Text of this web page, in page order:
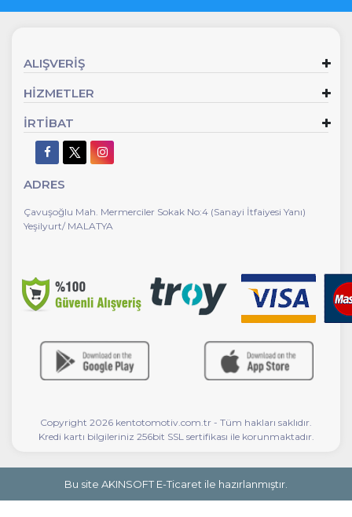
ALIŞVERİŞ
HİZMETLER
İRTİBAT
ADRES
Çavuşoğlu Mah. Mermerciler Sokak No:4 (Sanayi İtfaiyesi Yanı)
Yeşilyurt/ MALATYA
Copyright 2026 kentotomotiv.com.tr - Tüm hakları saklıdır.
Kredi kartı bilgileriniz 256bit SSL sertifikası ile korunmaktadır.
Bu site AKINSOFT E-Ticaret ile hazırlanmıştır.